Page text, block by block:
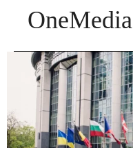
OneMedia